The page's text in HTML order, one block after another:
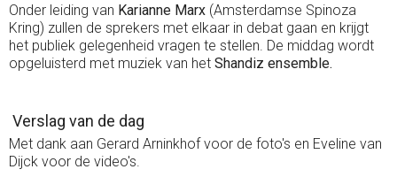
Onder leiding van Karianne Marx (Amsterdamse Spinoza
Kring) zullen de sprekers met elkaar in debat gaan en krijgt
het publiek gelegenheid vragen te stellen. De middag wordt
opgeluisterd met muziek van het Shandiz ensemble.
Verslag van de dag
Met dank aan Gerard Arninkhof voor de foto's en Eveline van
Dijck voor de video's.